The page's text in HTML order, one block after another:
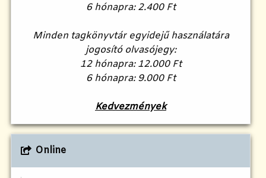
6 hónapra: 2.400 Ft
Minden tagkönyvtár egyidejű használatára
jogosító olvasójegy:
12 hónapra: 12.000 Ft
6 hónapra: 9.000 Ft
Kedvezmények
Online